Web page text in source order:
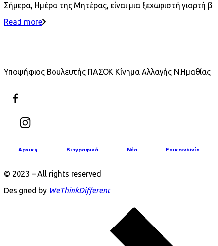
Σήμερα, Ημέρα της Μητέρας, είναι μια ξεχωριστή γιορτή β
Read more
Υποψήφιος Βουλευτής ΠΑΣΟΚ Κίνημα Αλλαγής Ν.Ημαθίας
Αρχική Βιογραφικό Νέα Επικοινωνία
© 2023 – All rights reserved
Designed by WeThinkDifferent